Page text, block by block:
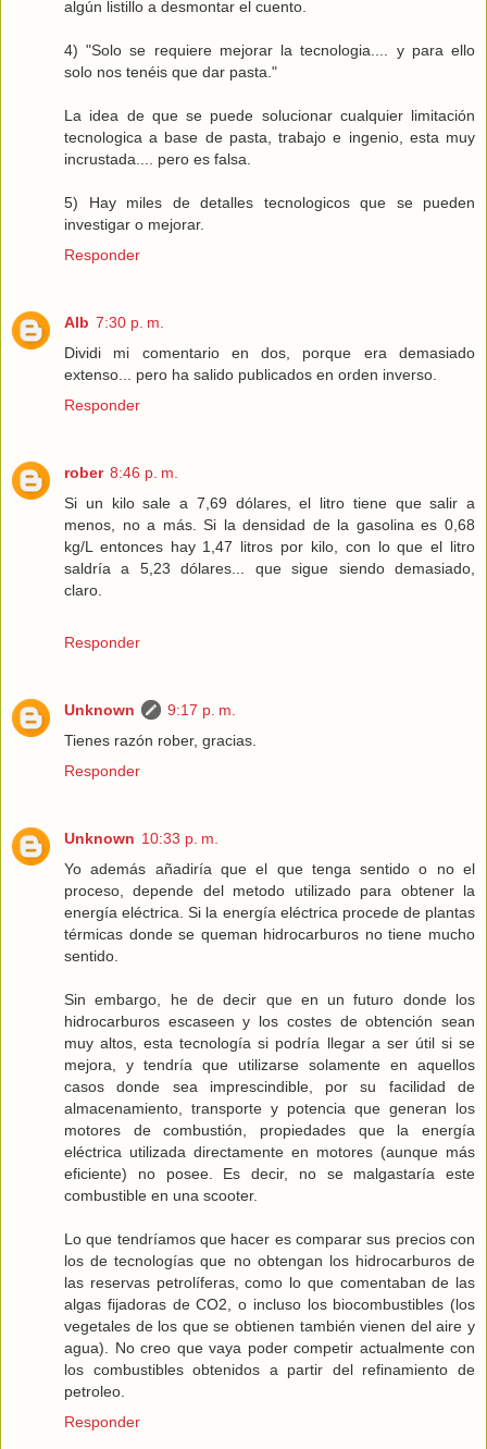
algún listillo a desmontar el cuento.
4) "Solo se requiere mejorar la tecnologia.... y para ello
solo nos tenéis que dar pasta."
La idea de que se puede solucionar cualquier limitación
tecnologica a base de pasta, trabajo e ingenio, esta muy
incrustada.... pero es falsa.
5) Hay miles de detalles tecnologicos que se pueden
investigar o mejorar.
Responder
Alb 7:30 p. m.
Dividi mi comentario en dos, porque era demasiado
extenso... pero ha salido publicados en orden inverso.
Responder
rober 8:46 p. m.
Si un kilo sale a 7,69 dólares, el litro tiene que salir a
menos, no a más. Si la densidad de la gasolina es 0,68
kg/L entonces hay 1,47 litros por kilo, con lo que el litro
saldría a 5,23 dólares... que sigue siendo demasiado,
claro.
Responder
Unknown
9:17 p. m.
Tienes razón rober, gracias.
Responder
Unknown 10:33 p. m.
Yo además añadiría que el que tenga sentido o no el
proceso, depende del metodo utilizado para obtener la
energía eléctrica. Si la energía eléctrica procede de plantas
térmicas donde se queman hidrocarburos no tiene mucho
sentido.
Sin embargo, he de decir que en un futuro donde los
hidrocarburos escaseen y los costes de obtención sean
muy altos, esta tecnología si podría llegar a ser útil si se
mejora, y tendría que utilizarse solamente en aquellos
casos donde sea imprescindible, por su facilidad de
almacenamiento, transporte y potencia que generan los
motores de combustión, propiedades que la energía
eléctrica utilizada directamente en motores (aunque más
eficiente) no posee. Es decir, no se malgastaría este
combustible en una scooter.
Lo que tendríamos que hacer es comparar sus precios con
los de tecnologías que no obtengan los hidrocarburos de
las reservas petrolíferas, como lo que comentaban de las
algas fijadoras de CO2, o incluso los biocombustibles (los
vegetales de los que se obtienen también vienen del aire y
agua). No creo que vaya poder competir actualmente con
los combustibles obtenidos a partir del refinamiento de
petroleo.
Responder